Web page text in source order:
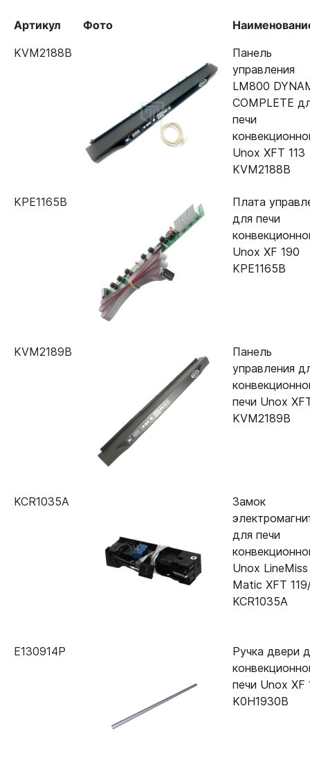
Артикул Фото
KVM2188B
Панель
управления
LM800
COMPLETE
печи
Unox XFT 113
KVM2188B
KPE1165B
Плата
для печи
Unox XF 190
KPE1165B
KVM2189B
Панель
управления
печи Unox
KVM2189B
KCR1035A
Замок
для печи
Unox LineMiss
Matic XFT
KCR1035A
E130914P
Ручка двери
печи Unox XF
K0H1930B